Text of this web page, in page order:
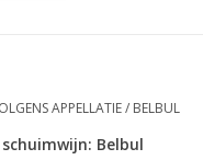
APPELLATIE/ BELBUL
Belbul